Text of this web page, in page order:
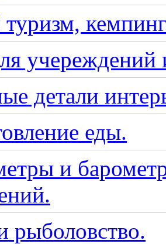
учереждений
детали
еды.
и
рыболовство.